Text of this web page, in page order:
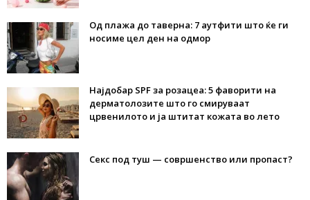
Од плажа до таверна: 7 аутфити што ќе ги
носиме цел ден на одмор
Најдобар SPF за розацеа: 5 фаворити на
дерматолозите што го смируваат
црвенилото и ја штитат кожата во лето
Секс под туш — совршенство или пропаст?